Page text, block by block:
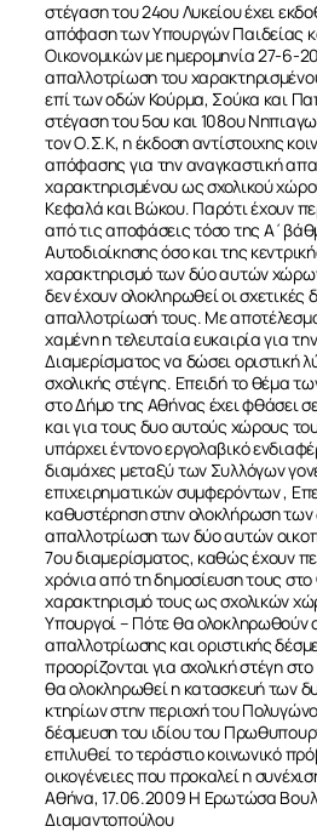
ΣΧΕΤΙΚΑ
ΝΕΑ
ΕΠΙΚΟΙΝΩΝΙΑ
στέγαση του 24ου Λυκείου έχει
απόφαση των Υπουργών Παιδείας
Οικονομικών με ημερομηνία 27-6-
απαλλοτρίωση του
επί των οδών Κούρμα, Σούκα και
στέγαση του 5ου και 108ου
τον Ο.Σ.Κ, η έκδοση αντίστοιχης
απόφασης για την αναγκαστική
χαρακτηρισμένου ως σχολικού
Κεφαλά και Βώκου. Παρότι έχουν
από τις αποφάσεις τόσο της
Αυτοδιοίκησης όσο και της
χαρακτηρισμό των δύο αυτών
δεν έχουν ολοκληρωθεί οι σχετικές
απαλλοτρίωσή τους. Με
χαμένη η τελευταία ευκαιρία για
Διαμερίσματος να δώσει οριστική
σχολικής στέγης. Επειδή το θέμα
στο Δήμο της Αθήνας έχει φθάσει
και για τους δυο αυτούς χώρους
υπάρχει έντονο εργολαβικό
διαμάχες μεταξύ των Συλλόγων
επιχειρηματικών συμφερόντων ,
καθυστέρηση στην ολοκλήρωση των
απαλλοτρίωση των δύο αυτών
7ου διαμερίσματος, καθώς έχουν
χρόνια από τη δημοσίευση τους
χαρακτηρισμό τους ως σχολικών
Υπουργοί – Πότε θα ολοκληρωθούν
απαλλοτρίωσης και οριστικής
προορίζονται για σχολική στέγη
θα ολοκληρωθεί η κατασκευή των
κτηρίων στην περιοχή του
δέσμευση του ιδίου του
επιλυθεί το τεράστιο κοινωνικό
οικογένειες που προκαλεί η
Αθήνα, 17.06.2009 Η Ερωτώσα
Διαμαντοπούλου